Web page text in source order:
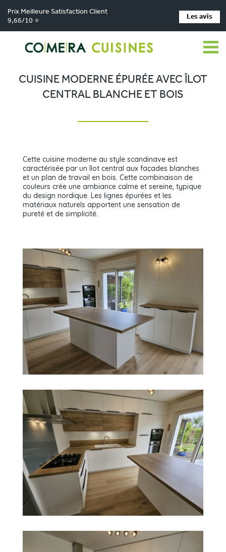
Prix Meilleure Satisfaction Client
9,66/10 ⭐
Les avis
Comera Cuisines > Nos magasins de cuisine > Cuisiniste Angers
Réalisations > Cuisine moderne épurée avec îlot central blanche et bois
CUISINE MODERNE ÉPURÉE AVEC ÎLOT
CENTRAL BLANCHE ET BOIS
Cette cuisine moderne au style scandinave est
caractérisée par un îlot central aux façades blanches
et un plan de travail en bois. Cette combinaison de
couleurs crée une ambiance calme et sereine, typique
du design nordique. Les lignes épurées et les
matériaux naturels apportent une sensation de
pureté et de simplicité.